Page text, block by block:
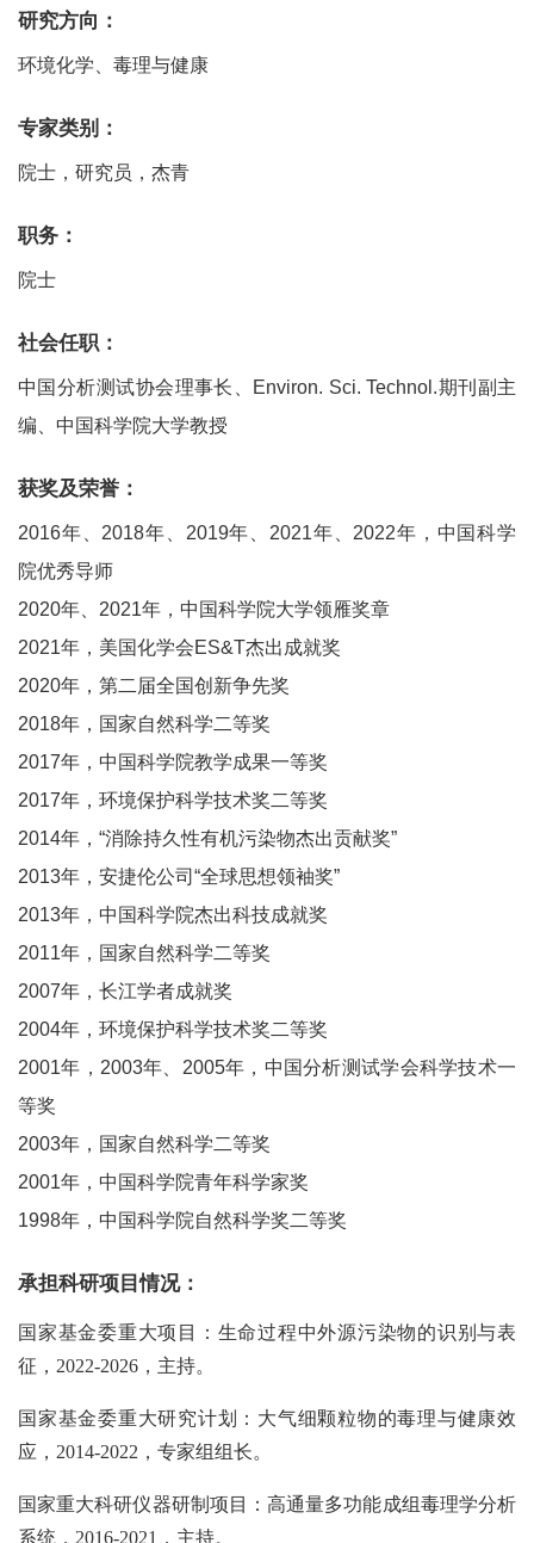
研究方向：
环境化学、毒理与健康
专家类别：
院士，研究员，杰青
职务：
院士
社会任职：
中国分析测试协会理事长、Environ. Sci. Technol.期刊副主
编、中国科学院大学教授
获奖及荣誉：
2016年、2018年、2019年、2021年、2022年，中国科学
院优秀导师
2020年、2021年，中国科学院大学领雁奖章
2021年，美国化学会ES&T杰出成就奖
2020年，第二届全国创新争先奖
2018年，国家自然科学二等奖
2017年，中国科学院教学成果一等奖
2017年，环境保护科学技术奖二等奖
2014年，“消除持久性有机污染物杰出贡献奖”
2013年，安捷伦公司“全球思想领袖奖”
2013年，中国科学院杰出科技成就奖
2011年，国家自然科学二等奖
2007年，长江学者成就奖
2004年，环境保护科学技术奖二等奖
2001年，2003年、2005年，中国分析测试学会科学技术一
等奖
2003年，国家自然科学二等奖
2001年，中国科学院青年科学家奖
1998年，中国科学院自然科学奖二等奖
承担科研项目情况：
国家基金委重大项目：生命过程中外源污染物的识别与表
征，2022-2026，主持。
国家基金委重大研究计划：大气细颗粒物的毒理与健康效
应，2014-2022，专家组组长。
国家重大科研仪器研制项目：高通量多功能成组毒理学分析
系统，2016-2021，主持。